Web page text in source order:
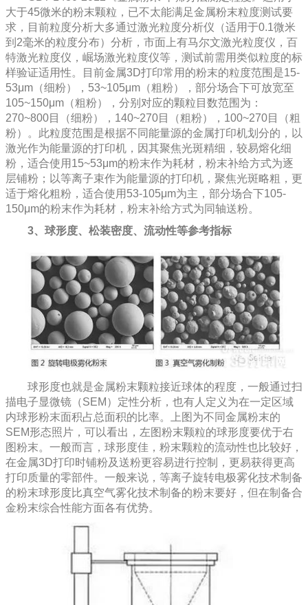
大于45微米的粉末颗粒，已不太能满足金属粉末粒度测试要
求，目前粒度分析大多通过激光粒度分析仪（适用于0.1微米
到2毫米的粒度分布）分析，市面上有马尔文激光粒度仪，百
特激光粒度仪，崛场激光粒度仪等，测试前需用类似粒度的标
样验证适用性。目前金属3D打印常用的粉末的粒度范围是15-
53μm（细粉），53~105μm（粗粉），部分场合下可放宽至
105~150μm（粗粉），分别对应的颗粒目数范围为：
270~800目（细粉），140~270目（粗粉），100~270目（粗
粉）。此粒度范围是根据不同能量源的金属打印机划分的，以
激光作为能量源的打印机，因其聚焦光斑精细，较易熔化细
粉，适合使用15~53μm的粉末作为耗材，粉末补给方式为逐
层铺粉；以等离子束作为能量源的打印机，聚焦光斑略粗，更
适于熔化粗粉，适合使用53-105μm为主，部分场合下105-
150μm的粉末作为耗材，粉末补给方式为同轴送粉。
3、球形度、松装密度、流动性等参考指标
球形度也就是金属粉末颗粒接近球体的程度，一般通过扫
描电子显微镜（SEM）定性分析，也有人定义为在一定区域
内球形粉末面积占总面积的比率。上图为不同金属粉末的
SEM形态照片，可以看出，左图粉末颗粒的球形度要优于右
图粉末。一般而言，球形度佳，粉末颗粒的流动性也比较好，
在金属3D打印时铺粉及送粉更容易进行控制，更易获得更高
打印质量的零部件。一般来说，等离子旋转电极雾化技术制备
的粉末球形度比真空气雾化技术制备的粉末要好，但在制备合
金粉末综合性能方面各有优势。